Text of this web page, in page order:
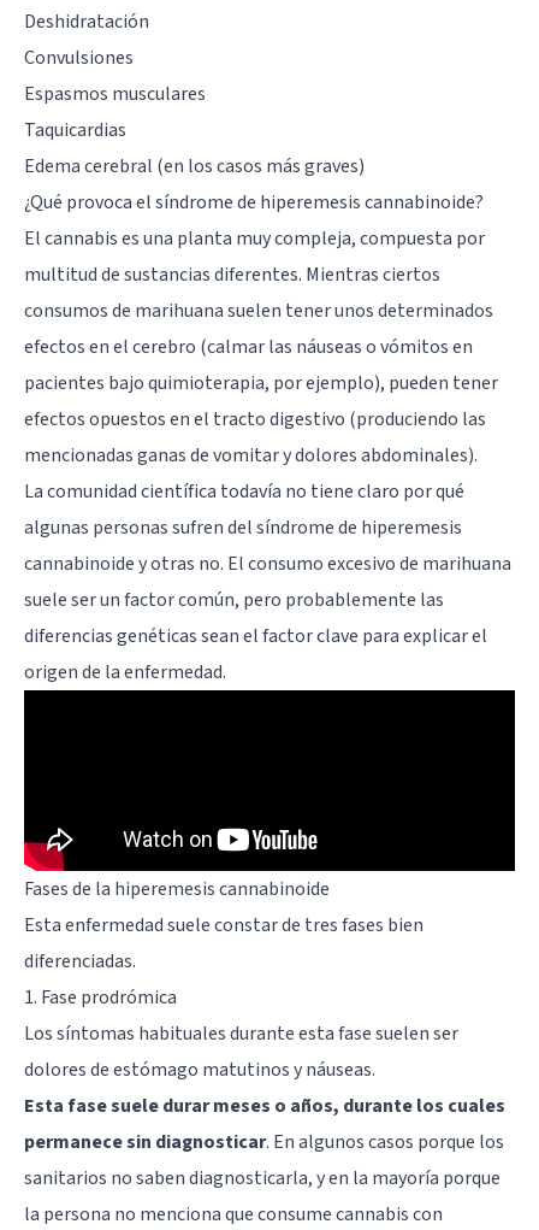
Deshidratación
Convulsiones
Espasmos musculares
Taquicardias
Edema cerebral (en los casos más graves)
¿Qué provoca el síndrome de hiperemesis cannabinoide?
El cannabis es una planta muy compleja, compuesta por
multitud de sustancias diferentes. Mientras ciertos
consumos de marihuana suelen tener unos determinados
efectos en el cerebro (calmar las náuseas o vómitos en
pacientes bajo quimioterapia, por ejemplo), pueden tener
efectos opuestos en el tracto digestivo (produciendo las
mencionadas ganas de vomitar y dolores abdominales).
La comunidad científica todavía no tiene claro por qué
algunas personas sufren del síndrome de hiperemesis
cannabinoide y otras no. El consumo excesivo de marihuana
suele ser un factor común, pero probablemente las
diferencias genéticas sean el factor clave para explicar el
origen de la enfermedad.
Fases de la hiperemesis cannabinoide
Esta enfermedad suele constar de tres fases bien
diferenciadas.
1. Fase prodrómica
Los síntomas habituales durante esta fase suelen ser
dolores de estómago matutinos y náuseas.
Esta fase suele durar meses o años, durante los cuales
permanece sin diagnosticar. En algunos casos porque los
sanitarios no saben diagnosticarla, y en la mayoría porque
la persona no menciona que consume cannabis con